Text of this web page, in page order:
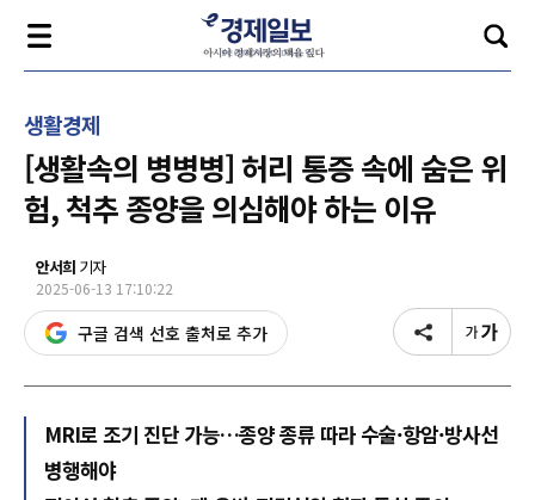
생활경제
[생활속의 병병병] 허리 통증 속에 숨은 위
험, 척추 종양을 의심해야 하는 이유
안서희 기자
2025-06-13 17:10:22
구글 검색 선호 출처로 추가
MRI로 조기 진단 가능…종양 종류 따라 수술·항암·방사선
병행해야